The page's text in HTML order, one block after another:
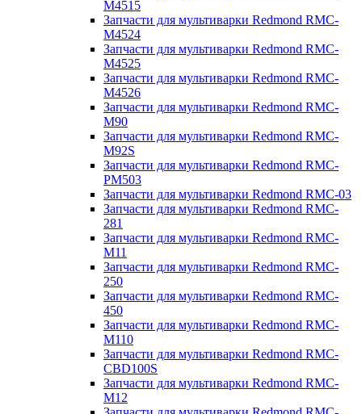
M4515
Запчасти для мультиварки Redmond RMC-
M4524
Запчасти для мультиварки Redmond RMC-
M4525
Запчасти для мультиварки Redmond RMC-
M4526
Запчасти для мультиварки Redmond RMC-
M90
Запчасти для мультиварки Redmond RMC-
M92S
Запчасти для мультиварки Redmond RMC-
PM503
Запчасти для мультиварки Redmond RMC-03
Запчасти для мультиварки Redmond RMC-
281
Запчасти для мультиварки Redmond RMC-
M11
Запчасти для мультиварки Redmond RMC-
250
Запчасти для мультиварки Redmond RMC-
450
Запчасти для мультиварки Redmond RMC-
M110
Запчасти для мультиварки Redmond RMC-
CBD100S
Запчасти для мультиварки Redmond RMC-
M12